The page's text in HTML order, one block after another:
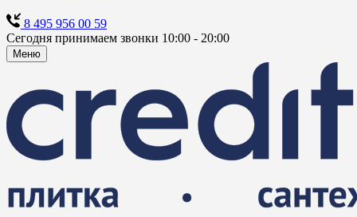
8 495 956 00 59
Сегодня принимаем звонки 10:00 - 20:00
Меню